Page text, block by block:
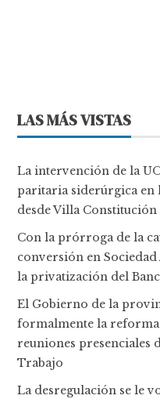
LAS MÁS VISTAS
La intervención de la
paritaria siderúrgica en
desde Villa
Con la prórroga de la
conversión en
la privatización del
El Gobierno de la
formalmente la
reuniones presenciales
Trabajo
La desregulación se le